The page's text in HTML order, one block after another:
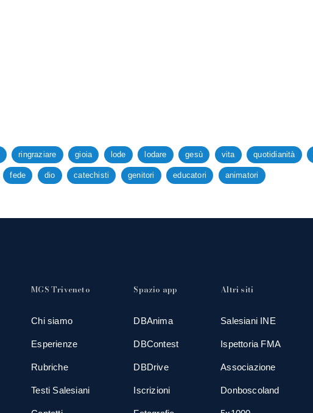
ringraziare gioia lode lodare gesù vita quotidianità
fede dio catechisti genitori educatori animatori
MGS Triveneto
Chi siamo
Esperienze
Rubriche
Testi Salesiani
Spazio app
DBAnima
DBContest
DBDrive
Iscrizioni
Altri siti
Salesiani INE
Ispettoria FMA
Associazione
Donboscoland